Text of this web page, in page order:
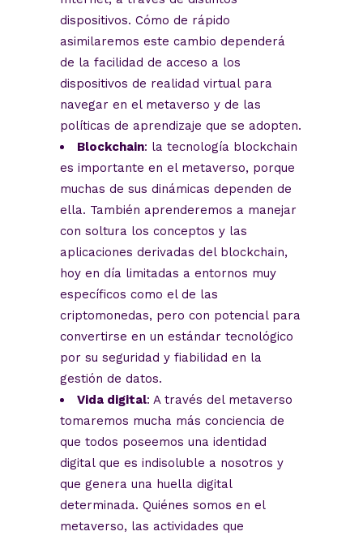
dispositivos. Cómo de rápido
asimilaremos este cambio dependerá
de la facilidad de acceso a los
dispositivos de realidad virtual para
navegar en el metaverso y de las
políticas de aprendizaje que se adopten.
Blockchain: la tecnología blockchain
es importante en el metaverso, porque
muchas de sus dinámicas dependen de
ella. También aprenderemos a manejar
con soltura los conceptos y las
aplicaciones derivadas del blockchain,
hoy en día limitadas a entornos muy
específicos como el de las
criptomonedas, pero con potencial para
convertirse en un estándar tecnológico
por su seguridad y fiabilidad en la
gestión de datos.
Vida digital: A través del metaverso
tomaremos mucha más conciencia de
que todos poseemos una identidad
digital que es indisoluble a nosotros y
que genera una huella digital
determinada. Quiénes somos en el
metaverso, las actividades que